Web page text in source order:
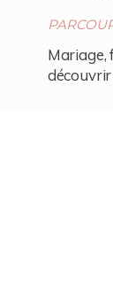
Mariage,
découvrir